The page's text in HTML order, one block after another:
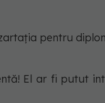
pentru
El ar fi putut